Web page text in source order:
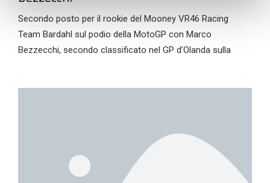
Secondo posto per il rookie del Mooney VR46 Racing
Team Bardahl sul podio della MotoGP con Marco
Bezzecchi, secondo classificato nel GP d’Olanda sulla